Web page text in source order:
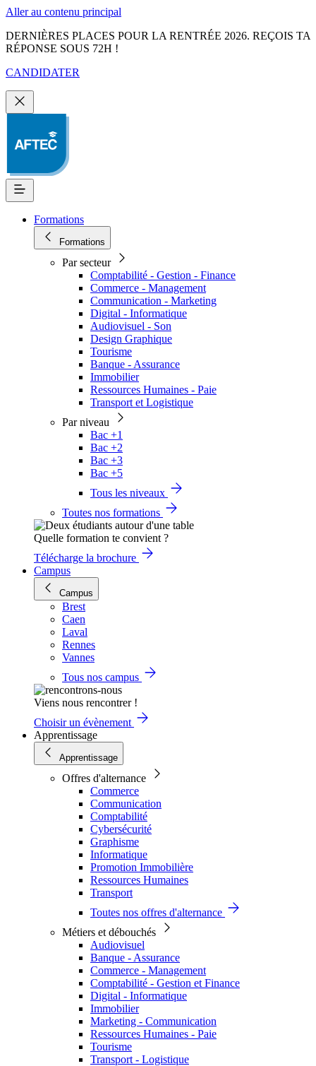
Aller au contenu principal
DERNIÈRES PLACES POUR LA RENTRÉE 2026. REÇOIS TA
RÉPONSE SOUS 72H !
CANDIDATER
Formations
Formations
Par secteur
Comptabilité - Gestion - Finance
Commerce - Management
Communication - Marketing
Digital - Informatique
Audiovisuel - Son
Design Graphique
Tourisme
Banque - Assurance
Immobilier
Ressources Humaines - Paie
Transport et Logistique
Par niveau
Bac +1
Bac +2
Bac +3
Bac +5
Tous les niveaux
Toutes nos formations
Quelle formation te convient ?
Télécharge la brochure
Campus
Campus
Brest
Caen
Laval
Rennes
Vannes
Tous nos campus
Viens nous rencontrer !
Choisir un évènement
Apprentissage
Apprentissage
Offres d'alternance
Commerce
Communication
Comptabilité
Cybersécurité
Graphisme
Informatique
Promotion Immobilière
Ressources Humaines
Transport
Toutes nos offres d'alternance
Métiers et débouchés
Audiovisuel
Banque - Assurance
Commerce - Management
Comptabilité - Gestion et Finance
Digital - Informatique
Immobilier
Marketing - Communication
Ressources Humaines - Paie
Tourisme
Transport - Logistique